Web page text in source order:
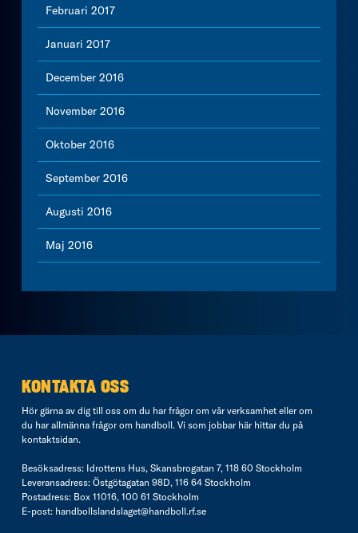
Februari 2017
Januari 2017
December 2016
November 2016
Oktober 2016
September 2016
Augusti 2016
Maj 2016
KONTAKTA OSS
Hör gärna av dig till oss om du har frågor om vår verksamhet eller om
du har allmänna frågor om handboll. Vi som jobbar här hittar du på
kontaktsidan.
Besöksadress: Idrottens Hus, Skansbrogatan 7, 118 60 Stockholm
Leveransadress: Östgötagatan 98D, 116 64 Stockholm
Postadress: Box 11016, 100 61 Stockholm
E-post: handbollslandslaget@handboll.rf.se